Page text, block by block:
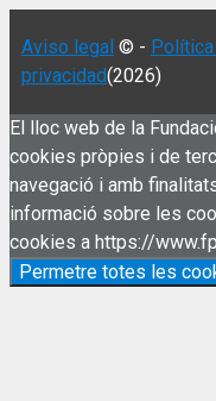
Aviso legal © -
privacidad(2026)
El lloc web de la
cookies pròpies i de
navegació i amb
informació sobre les
cookies a https://
Permetre totes les